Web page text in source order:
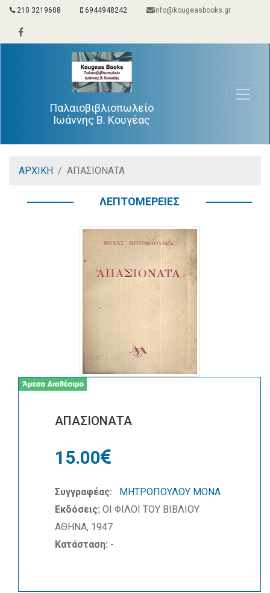
210 3219608 6944948242 info@kougeasbooks.gr
Παλαιοβιβλιοπωλείο
Ιωάννης Β. Κουγέας
ΑΡΧΙΚΗ ΑΠΑΣΙΟΝΑΤΑ
ΛΕΠΤΟΜΕΡΕΙΕΣ
ΑΠΑΣΙΟΝΑΤΑ
15.00
Συγγραφέας:
ΜΗΤΡΟΠΟΥΛΟΥ ΜΟΝΑ
Εκδόσεις: ΟΙ ΦΙΛΟΙ ΤΟΥ ΒΙΒΛΙΟΥ
ΑΘΗΝΑ, 1947
Κατάσταση: -